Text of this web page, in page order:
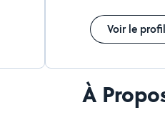
Voir le profil
À